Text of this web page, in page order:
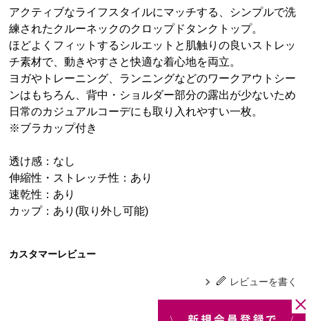
アクティブなライフスタイルにマッチする、シンプルで洗
練されたクルーネックのクロップドタンクトップ。
ほどよくフィットするシルエットと肌触りの良いストレッ
チ素材で、動きやすさと快適な着心地を両立。
ヨガやトレーニング、ランニングなどのワークアウトシー
ンはもちろん、背中・ショルダー部分の露出が少ないため
日常のカジュアルコーデにも取り入れやすい一枚。
※ブラカップ付き
透け感：なし
伸縮性・ストレッチ性：あり
速乾性：あり
カップ：あり(取り外し可能)
カスタマーレビュー
レビューを書く